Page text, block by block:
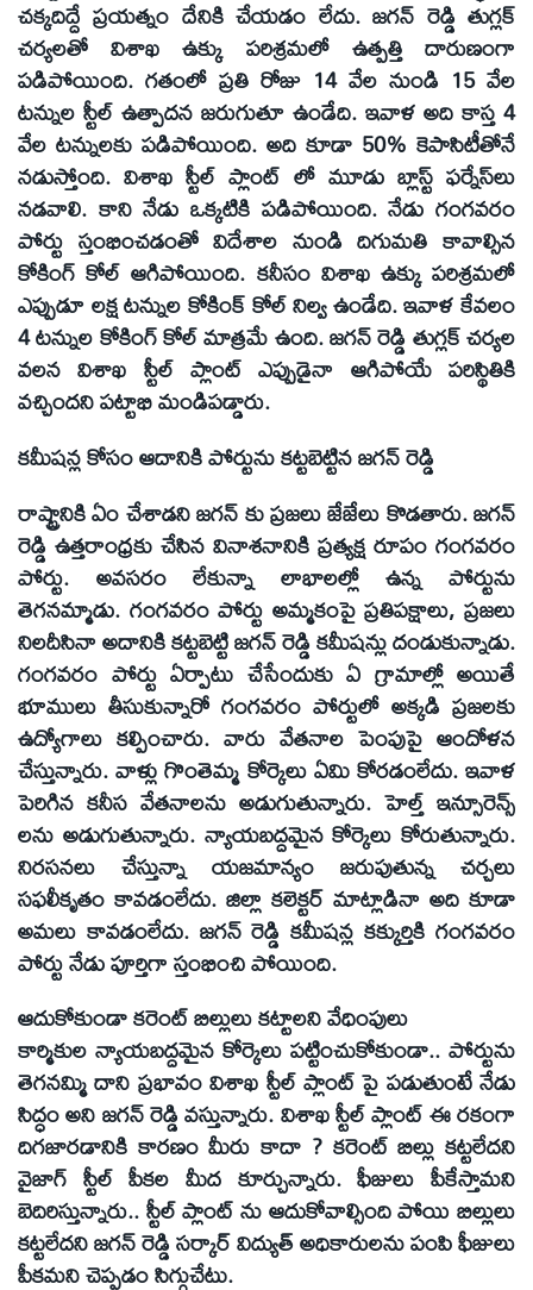
చక్కదిద్దే ప్రయత్నం దేనికి చేయడం లేదు. జగన్‌ రెడ్డి తుగ్లక్‌
చర్యలతో విశాఖ ఉక్కు పరిశ్రమలో ఉత్పత్తి దారుణంగా
పడిపోయింది. గతంలో ప్రతి రోజు 14 వేల నుండి 15 వేల
టన్నుల స్టీల్‌ ఉత్పాదన జరుగుతూ ఉండేది. ఇవాళ అది కాస్త 4
వేల టన్నులకు పడిపోయింది. అది కూడా 50% కెపాసిటీతోనే
నడుస్తోంది. విశాఖ స్టీల్‌ ప్లాంట్‌ లో మూడు బ్లాస్ట్‌ ఫర్నేస్‌లు
నడవాలి. కాని నేడు ఒక్కటికి పడిపోయింది. నేడు గంగవరం
పోర్టు స్తంభించడంతో విదేశాల నుండి దిగుమతి కావాల్సిన
కోకింగ్‌ కోల్‌ ఆగిపోయింది. కనీసం విశాఖ ఉక్కు పరిశ్రమలో
ఎప్పుడూ లక్ష టన్నుల కోకింక్‌ కోల్‌ నిల్వ ఉండేది. ఇవాళ కేవలం
4 టన్నుల కోకింగ్‌ కోల్‌ మాత్రమే ఉంది. జగన్‌ రెడ్డి తుగ్లక్‌ చర్యల
వలన విశాఖ స్టీల్‌ ప్లాంట్‌ ఎప్పుడైనా ఆగిపోయే పరిస్థితికి
వచ్చిందని పట్టాభి మండిపడ్డారు.
కమీషన్ల కోసం ఆదానికి పోర్టును కట్టబెట్టిన జగన్‌ రెడ్డి
రాష్ట్రానికి ఏం చేశాడని జగన్‌ కు ప్రజలు జేజేలు కొడతారు. జగన్‌
రెడ్డి ఉత్తరాంధ్రకు చేసిన వినాశనానికి ప్రత్యక్ష రూపం గంగవరం
పోర్టు. అవసరం లేకున్నా లాభాలల్లో ఉన్న పోర్టును
తెగనమ్మాడు. గంగవరం పోర్టు అమ్మకంపై ప్రతిపక్షాలు, ప్రజలు
నిలదీసినా అదానికి కట్టబెట్టి జగన్‌ రెడ్డి కమీషన్లు దండుకున్నాడు.
గంగవరం పోర్టు ఏర్పాటు చేసేందుకు ఏ గ్రామాల్లో అయితే
భూములు తీసుకున్నారో గంగవరం పోర్టులో అక్కడి ప్రజలకు
ఉద్యోగాలు కల్పించారు. వారు వేతనాల పెంపుపై ఆందోళన
చేస్తున్నారు. వాళ్లు గొంతెమ్మ కోర్కెలు ఏమి కోరడంలేదు. ఇవాళ
పెరిగిన కనీస వేతనాలను అడుగుతున్నారు. హెల్త్‌ ఇన్సూరెన్స్‌
లను అడుగుతున్నారు. న్యాయబద్దమైన కోర్కెలు కోరుతున్నారు.
నిరసనలు చేస్తున్నా యజమాన్యం జరుపుతున్న చర్చలు
సఫలీకృతం కావడంలేదు. జిల్లా కలెక్టర్‌ మాట్లాడినా అది కూడా
అమలు కావడంలేదు. జగన్‌ రెడ్డి కమీషన్ల కక్కుర్తికి గంగవరం
పోర్టు నేడు పూర్తిగా స్తంభించి పోయింది.
ఆదుకోకుండా కరెంట్‌ బిల్లులు కట్టాలని వేధింపులు
కార్మికుల న్యాయబద్దమైన కోర్కెలు పట్టించుకోకుండా.. పోర్టును
తెగనమ్మి దాని ప్రభావం విశాఖ స్టీల్‌ ప్లాంట్‌ పై పడుతుంటే నేడు
సిద్ధం అని జగన్‌ రెడ్డి వస్తున్నారు. విశాఖ స్టీల్‌ ప్లాంట్‌ ఈ రకంగా
దిగజారడానికి కారణం మీరు కాదా ? కరెంట్‌ బిల్లు కట్టలేదని
వైజాగ్‌ స్టీల్‌ పీకల మీద కూర్చున్నారు. ఫీజులు పీకేస్తామని
బెదిరిస్తున్నారు.. స్టీల్‌ ప్లాంట్‌ ను ఆదుకోవాల్సింది పోయి బిల్లులు
కట్టలేదని జగన్‌ రెడ్డి సర్కార్‌ విద్యుత్‌ అధికారులను పంపి ఫీజులు
పీకమని చెప్పడం సిగ్గుచేటు.